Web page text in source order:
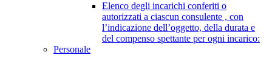
Elenco degli incarichi conferiti o
autorizzati a ciascun consulente , con
l’indicazione dell’oggetto, della durata e
del compenso spettante per ogni incarico:
Personale